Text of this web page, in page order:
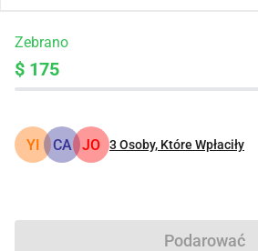
Zebrano
$ 175
YI CA JO 3Osoby, Które Wpłaciły
Podarować